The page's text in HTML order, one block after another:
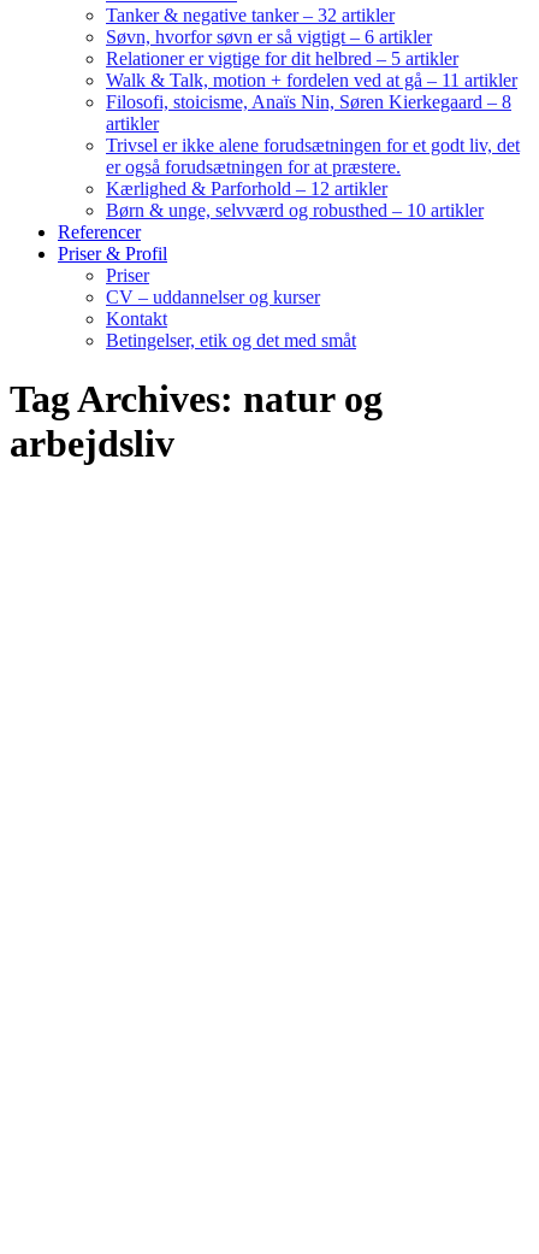
Tanker & negative tanker – 32 artikler
Søvn, hvorfor søvn er så vigtigt – 6 artikler
Relationer er vigtige for dit helbred – 5 artikler
Walk & Talk, motion + fordelen ved at gå – 11 artikler
Filosofi, stoicisme, Anaïs Nin, Søren Kierkegaard – 8
artikler
Trivsel er ikke alene forudsætningen for et godt liv, det
er også forudsætningen for at præstere.
Kærlighed & Parforhold – 12 artikler
Børn & unge, selvværd og robusthed – 10 artikler
Referencer
Priser & Profil
Priser
CV – uddannelser og kurser
Kontakt
Betingelser, etik og det med småt
Tag Archives: natur og
arbejdsliv